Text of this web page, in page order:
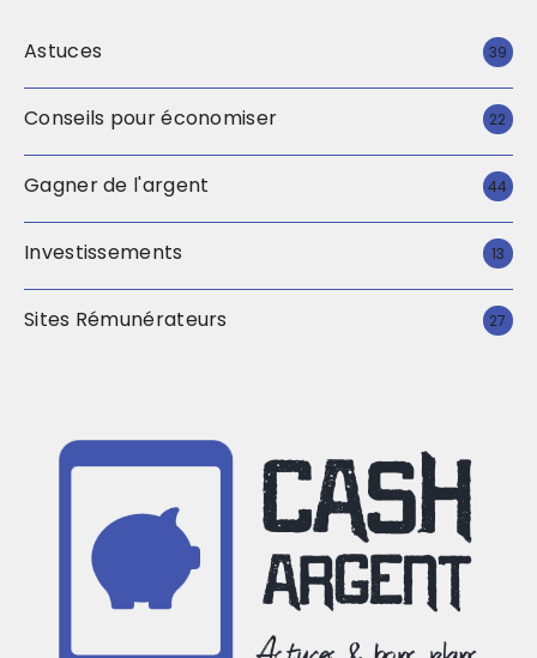
Astuces 39
Conseils pour économiser 22
Gagner de l'argent 44
Investissements 13
Sites Rémunérateurs 27